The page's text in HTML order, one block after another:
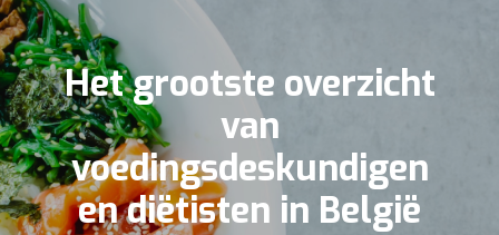
Het grootste overzicht
van
voedingsdeskundigen
en diëtisten in België